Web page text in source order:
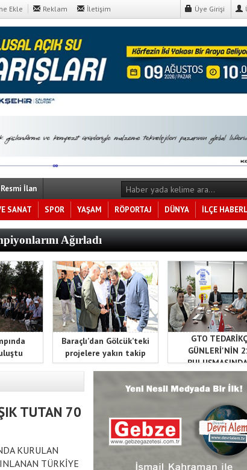
Ekle Reklam İletişim Üye Girişi
Resmi İlan
SANAT SPOR YAŞAM RÖPORTAJ DÜNYA
İLÇE
Tüm
Ağırladı
Baraçlı’dan Gölcük’teki
projelere yakın takip
GTO
GÜNLERİ'NİN
TUTAN 70
KURULAN
TÜRKİYE